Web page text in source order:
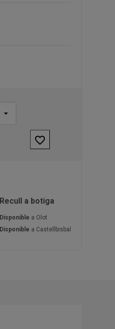
favorite_border
Recull a botiga
Disponible a Olot
Disponible a Castellbisbal